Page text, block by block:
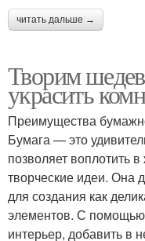
читать дальше →
Творим
украсить
Преимущества
Бумага — это
позволяет воплотить
творческие идеи. Она
для создания как
элементов. С
интерьер, добавить в